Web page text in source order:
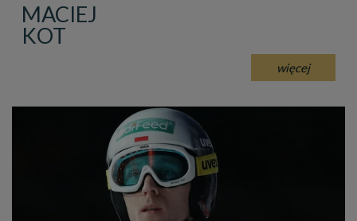
MACIEJ
KOT
więcej